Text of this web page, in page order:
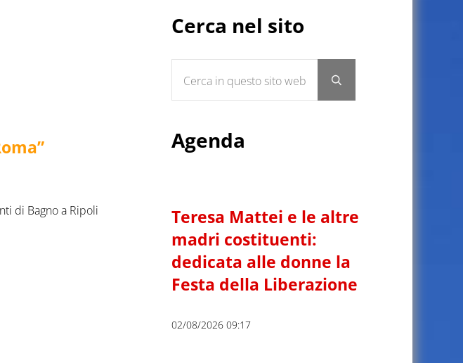
di Bagno a Ripoli
Cerca nel sito
Submit search
Agenda
Teresa Mattei e le altre
madri costituenti:
dedicata alle donne la
Festa della Liberazione
02/08/2026 09:17